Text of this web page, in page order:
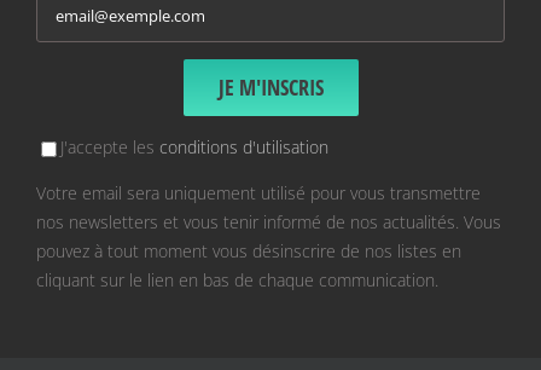
J'accepte les conditions d'utilisation
Votre email sera uniquement utilisé pour vous transmettre
nos newsletters et vous tenir informé de nos actualités. Vous
pouvez à tout moment vous désinscrire de nos listes en
cliquant sur le lien en bas de chaque communication.